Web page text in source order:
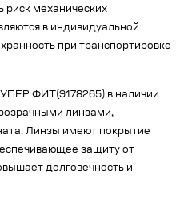
риск механических
в индивидуальной
при транспортировке
ФИТ(9178265) в наличии
линзами,
Линзы имеют покрытие
защиту от
долговечность и